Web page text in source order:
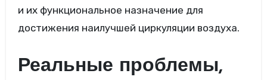
и их функциональное назначение для
достижения наилучшей циркуляции воздуха.
Реальные проблемы,